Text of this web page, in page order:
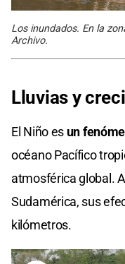
Los inundados. En la
Archivo.
Lluvias y
El Niño es un
océano Pacífico
atmosférica global.
Sudamérica, sus
kilómetros.